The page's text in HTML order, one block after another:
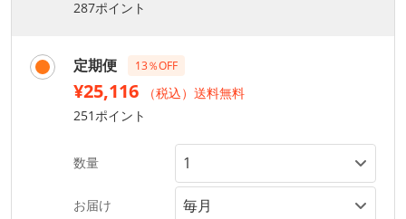
287ポイント
定期便 13％OFF
¥25,116
（税込）送料無料
251ポイント
数量
お届け